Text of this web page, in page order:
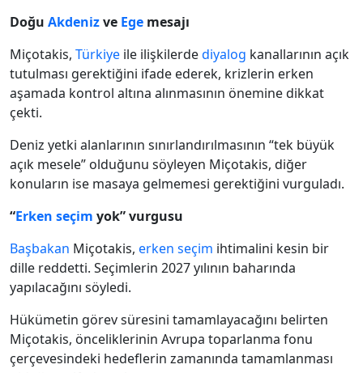
Doğu Akdenizve Ege mesajı
Miçotakis, Türkiye ile ilişkilerdediyalog kanallarının açık
tutulması gerektiğini ifade ederek, krizlerin erken
aşamada kontrol altına alınmasının önemine dikkat
çekti.
Deniz yetki alanlarının sınırlandırılmasının “tek büyük
açık mesele” olduğunu söyleyen Miçotakis, diğer
konuların ise masaya gelmemesi gerektiğini vurguladı.
“Erken seçim yok” vurgusu
Başbakan Miçotakis, erken seçim ihtimalini kesin bir
dille reddetti. Seçimlerin 2027 yılının baharında
yapılacağını söyledi.
Hükümetin görev süresini tamamlayacağını belirten
Miçotakis, önceliklerinin Avrupa toparlanma fonu
çerçevesindeki hedeflerin zamanında tamamlanması